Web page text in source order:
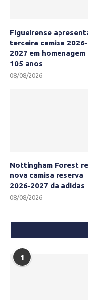
Figueirense
terceira camisa 2026-
2027 em homenagem
105 anos
08/08/2026
Nottingham Forest
nova camisa reserva
2026-2027 da adidas
08/08/2026
1